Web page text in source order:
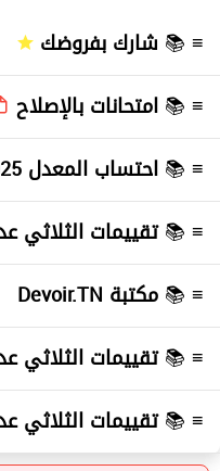
≡ 📚 شارك بفروضك
≡ 📚 امتحانات بالإصلاح
≡ 📚 احتساب المعدل 2026/2025
≡ 📚تقييمات الثلاثي
≡ 📚 مكتبة Devoir.TN
≡ 📚تقييمات الثلاثي
≡ 📚تقييمات الثلاثي